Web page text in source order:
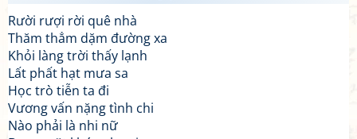
Rười rượi rời quê nhà
Thăm thẳm dặm đường xa
Khỏi làng trời thấy lạnh
Lất phất hạt mưa sa
Học trò tiễn ta đi
Vương vấn nặng tình chi
Nào phải là nhi nữ